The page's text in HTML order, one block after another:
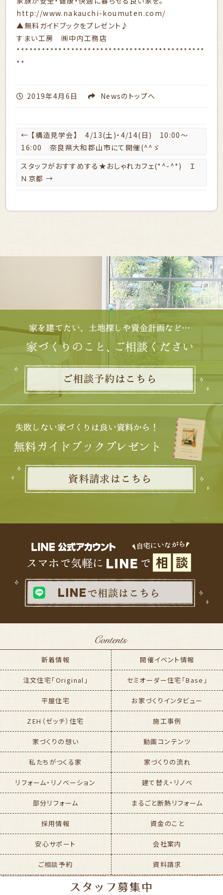
http://www.nakauchi-koumuten.com/
▲無料ガイドブックをプレゼント♪
すまい工房 ㈱中内工務店
*********************************************
**
2019年4月6日 Newsのトップへ
← 【構造見学会】 4/13(土)・4/14(日) 10:00～
16:00 奈良県大和郡山市にて開催(^^ゞ
スタッフがおすすめする★おしゃれカフェ(*^-^*) Ｉ
Ｎ京都→
新着情報 開催イベント情報
注文住宅「Original」 セミオーダー住宅「Base」
平屋住宅 お家づくりインタビュー
ZEH（ゼッチ）住宅 施工事例
家づくりの想い 動画コンテンツ
私たちがつくる家 家づくりの流れ
リフォーム・リノベーション 建て替え・リノベ
部分リフォーム まるごと断熱リフォーム
採用情報 資金のこと
安心サポート 会社案内
ご相談予約 資料請求